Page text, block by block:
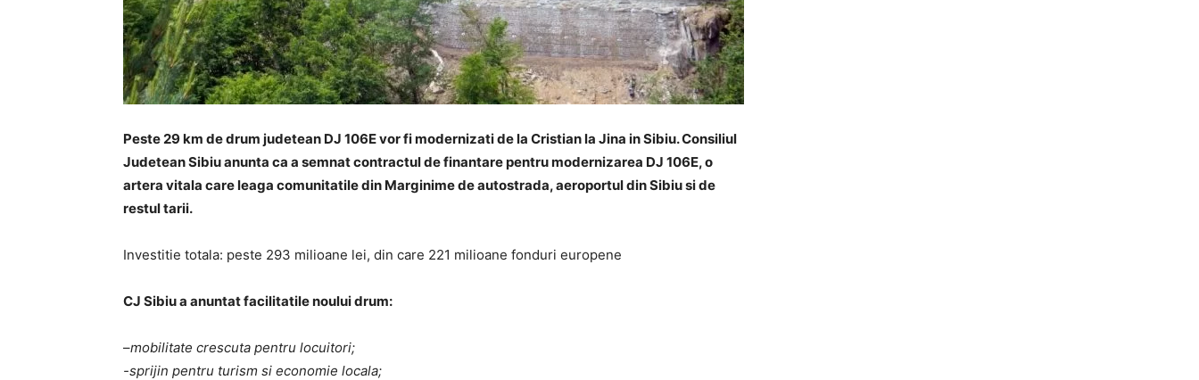
Peste 29 km de drum judetean DJ 106E vor fi modernizati de la Cristian la Jina in Sibiu. Consiliul
Judetean Sibiu anunta ca a semnat contractul de finantare pentru modernizarea DJ 106E, o
artera vitala care leaga comunitatile din Marginime de autostrada, aeroportul din Sibiu si de
restul tarii.
Investitie totala: peste 293 milioane lei, din care 221 milioane fonduri europene
CJ Sibiu a anuntat facilitatile noului drum:
–mobilitate crescuta pentru locuitori;
-sprijin pentru turism si economie locala;